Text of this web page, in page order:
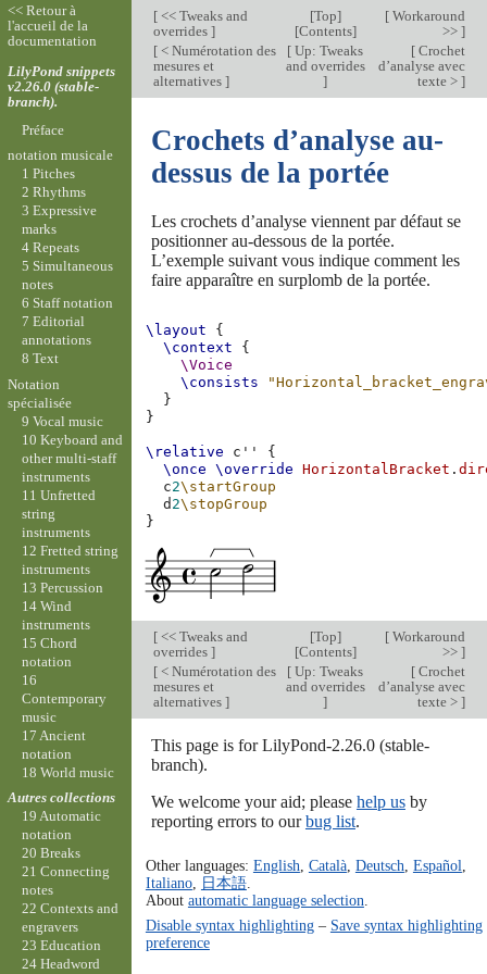
[<< Tweaks and
overrides ]
[Top]
[Contents]
[Workaround
>> ]
[< Numérotation des
mesures et
alternatives ]
[ Up: Tweaks
and overrides
]
[Crochet
d’analyse avec
texte > ]
Crochets d’analyse au-
dessus de la portée
Les crochets d’analyse viennent par défaut se
positionner au-dessous de la portée.
L’exemple suivant vous indique comment les
faire apparaître en surplomb de la portée.
\layout
{
\context
{
\Voice
\consists
}
}
\relative c''
{
\once
\override HorizontalBracket .
c2\startGroup
d 2\stopGroup
}
[<< Tweaks and
overrides ]
[Top]
[Contents]
[Workaround
>> ]
[< Numérotation des
mesures et
alternatives ]
[ Up: Tweaks
and overrides
]
[Crochet
d’analyse avec
texte > ]
This page is for LilyPond-2.26.0 (stable-
branch).
We welcome your aid; please help usby
reporting errors to ourbug list.
Other languages: English Català, Deutsch Español
Italiano, 日本語.
About automatic language selection
Disable syntax highlighting– Save syntax highlighting
preference
<< Retour à
l'accueil de la
documentation
LilyPond snippets
v2.26.0 (stable-
branch).
Préface
notation musicale
1 Pitches
2 Rhythms
3 Expressive
marks
4 Repeats
5 Simultaneous
notes
6 Staff notation
7 Editorial
annotations
8 Text
Notation
spécialisée
9 Vocal music
10 Keyboard and
other multi-staff
instruments
11 Unfretted
string
instruments
12 Fretted string
instruments
13 Percussion
14 Wind
instruments
15 Chord
notation
16
Contemporary
music
17 Ancient
notation
18 World music
Autres collections
19 Automatic
notation
20 Breaks
21 Connecting
notes
22 Contexts and
engravers
23 Education
24 Headword